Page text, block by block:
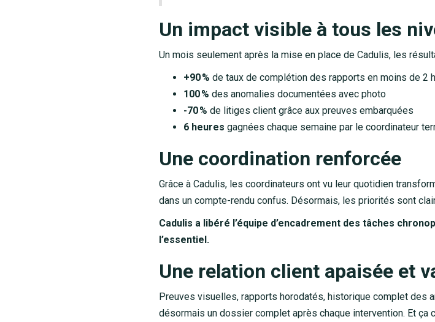
Un impact visible à tous les
Un mois seulement après la mise en place de Cadulis, les
+90 % de taux de complétion des rapports en moins de 2
100 % des anomalies documentées avec photo
-70 % de litiges client grâce aux preuves embarquées
6 heures gagnées chaque semaine par le coordinateur
Une coordination renforcée
Grâce à Cadulis, les coordinateurs ont vu leur quotidien
dans un compte-rendu confus. Désormais, les priorités sont
Cadulis a libéré l’équipe d’encadrement des tâches
l’essentiel.
Une relation client apaisée et
Preuves visuelles, rapports horodatés, historique complet des
désormais un dossier complet après chaque intervention. Et ça